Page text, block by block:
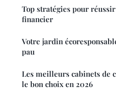
Top stratégies pour
financier
Votre jardin
pau
Les meilleurs cabinets de
le bon choix en 2026